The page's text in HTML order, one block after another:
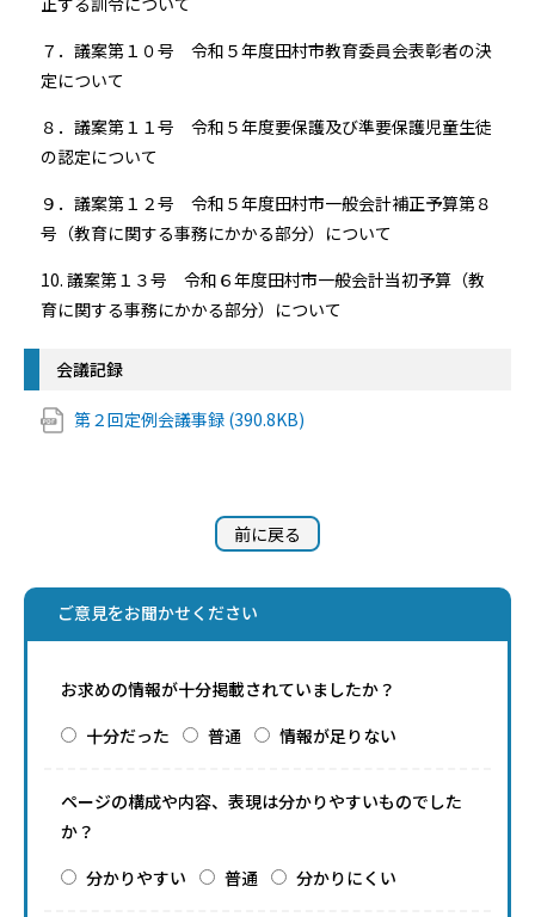
７．議案第１０号 令和５年度田村市教育委員会表彰者の決
定について
８．議案第１１号 令和５年度要保護及び準要保護児童生徒
の認定について
９．議案第１２号 令和５年度田村市一般会計補正予算第８
号（教育に関する事務にかかる部分）について
10. 議案第１３号 令和６年度田村市一般会計当初予算（教
育に関する事務にかかる部分）について
会議記録
第２回定例会議事録 (390.8KB)
前に戻る
ご意見をお聞かせください
お求めの情報が十分掲載されていましたか？
十分だった
普通 情報が足りない
ページの構成や内容、表現は分かりやすいものでした
か？
分かりやすい
普通 分かりにくい